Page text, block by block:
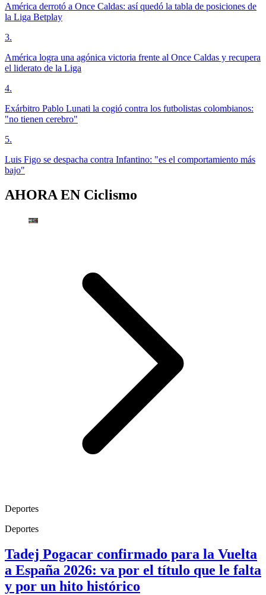
América derrotó a Once Caldas: así quedó la tabla de posiciones de
la Liga Betplay
3.
América logra una agónica victoria frente al Once Caldas y recupera
el liderato de la Liga
4.
Exárbitro Pablo Lunati la cogió contra los futbolistas colombianos:
"no tienen cerebro"
5.
Luis Figo se despacha contra Infantino: "es el comportamiento más
bajo"
AHORA EN Ciclismo
Deportes
Deportes
Tadej Pogacar confirmado para la Vuelta
a España 2026: va por el título que le falta
y por un hito histórico